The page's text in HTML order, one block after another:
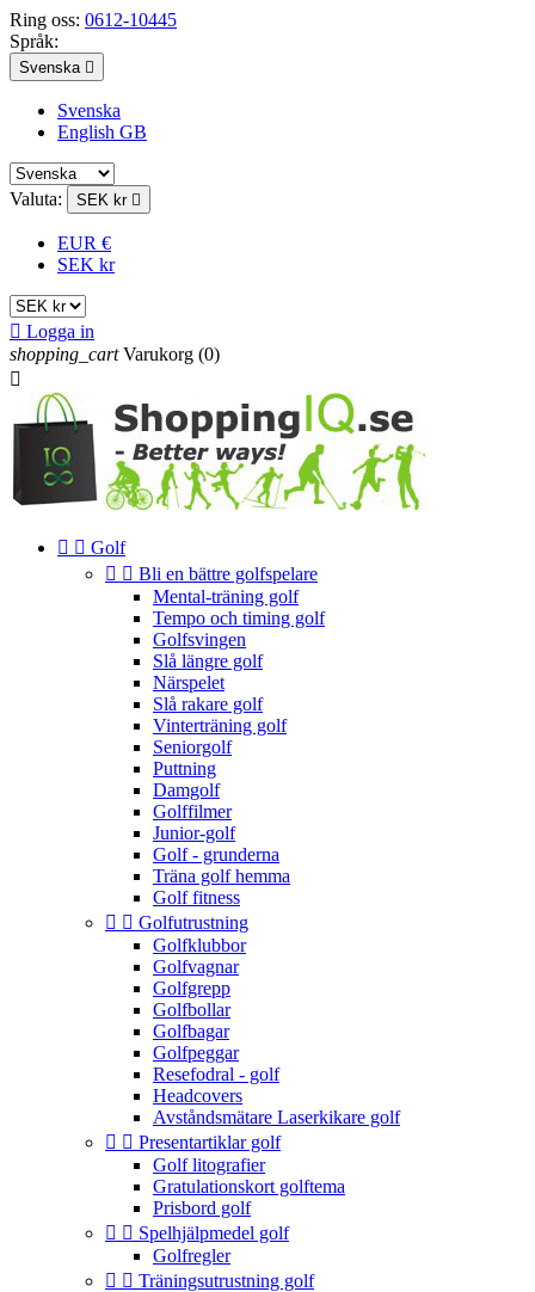
Ring oss: 0612-10445
Språk:
Svenska 
Svenska
English GB
Valuta: SEK kr 
EUR €
SEK kr
 Logga in
shopping_cart Varukorg (0)

  Golf
  Bli en bättre golfspelare
Mental-träning golf
Tempo och timing golf
Golfsvingen
Slå längre golf
Närspelet
Slå rakare golf
Vinterträning golf
Seniorgolf
Puttning
Damgolf
Golffilmer
Junior-golf
Golf - grunderna
Träna golf hemma
Golf fitness
  Golfutrustning
Golfklubbor
Golfvagnar
Golfgrepp
Golfbollar
Golfbagar
Golfpeggar
Resefodral - golf
Headcovers
Avståndsmätare Laserkikare golf
  Presentartiklar golf
Golf litografier
Gratulationskort golftema
Prisbord golf
  Spelhjälpmedel golf
Golfregler
  Träningsutrustning golf